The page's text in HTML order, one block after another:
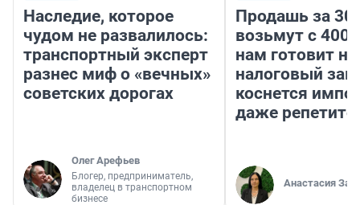
Наследие, которое
чудом не развалилось:
транспортный эксперт
разнес миф о «вечных»
советских дорогах
Олег Арефьев
Блогер, предприниматель,
владелец в транспортном
бизнесе
Продашь за
возьмут с
нам готовит
налоговый
коснется
даже
Анастасия